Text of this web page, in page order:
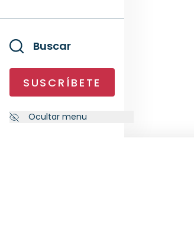
Buscar
SUSCRÍBETE
Ocultar menu